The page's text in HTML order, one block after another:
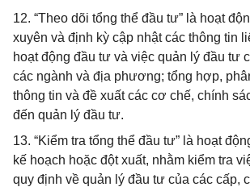
12. “Theo dõi tổng thể đầu tư” là hoạt
xuyên và định kỳ cập nhật các thông tin
hoạt động đầu tư và việc quản lý đầu tư
các ngành và địa phương; tổng hợp,
thông tin và đề xuất các cơ chế, chính
đến quản lý đầu tư.
13. “Kiểm tra tổng thể đầu tư” là hoạt
kế hoạch hoặc đột xuất, nhằm kiểm tra
quy định về quản lý đầu tư của các cấp,